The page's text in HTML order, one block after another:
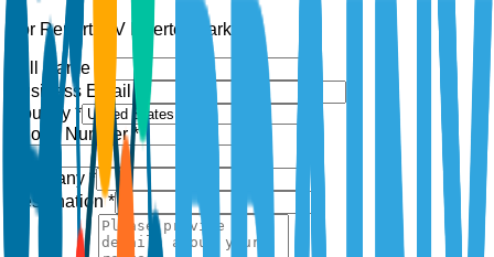
For Report: PV Inverter Market
Full Name *
Business Email *
Country *
Phone Number *
Company *
Designation *